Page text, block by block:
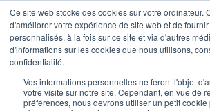
Ce site web stocke des cookies sur votre ordinateur.
d'améliorer votre expérience de site web et de
personnalisés, à la fois sur ce site et via d'autres
d'informations sur les cookies que nous utilisons,
confidentialité.
Vos informations personnelles ne feront l'objet
votre visite sur notre site. Cependant, en vue de
préférences, nous devrons utiliser un petit
Rencontre